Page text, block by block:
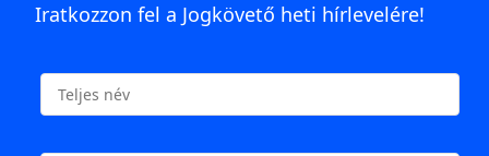
Iratkozzon fel a Jogkövető heti hírlevelére!